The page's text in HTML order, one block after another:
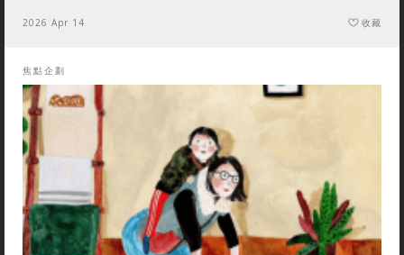
2026 Apr 14 收藏
焦點企劃